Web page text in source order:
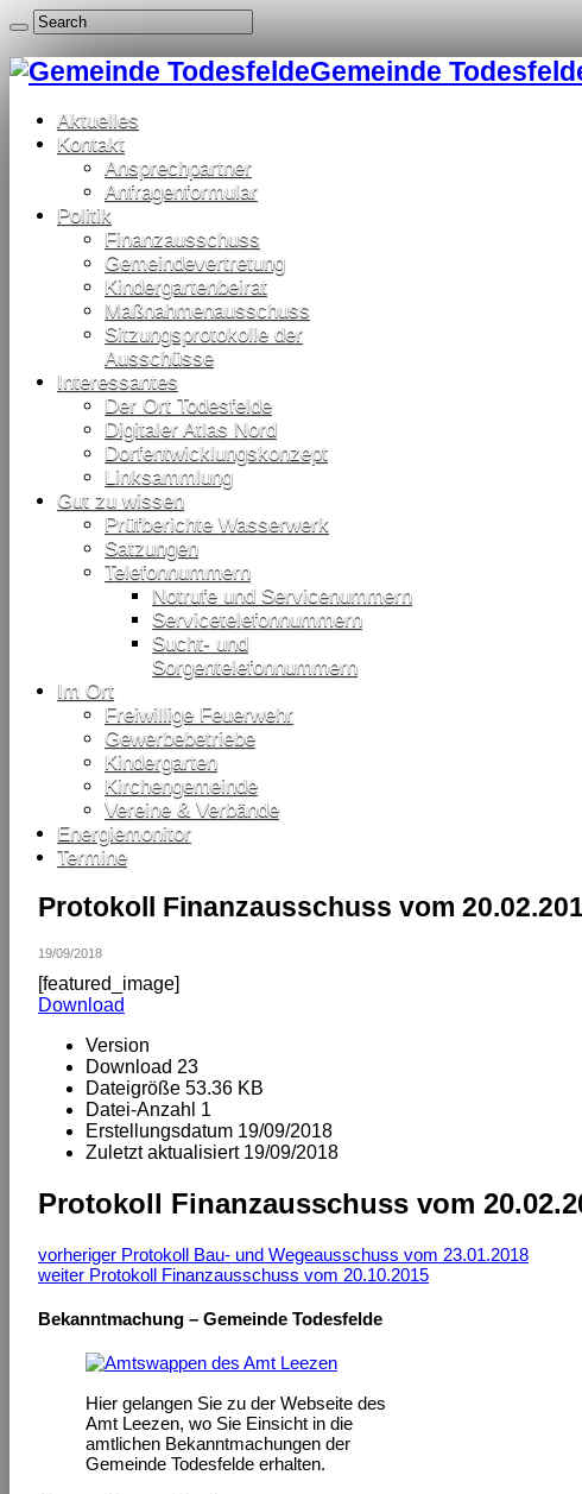
Gemeinde
Aktuelles
Kontakt
Ansprechpartner
Anfragenformular
Politik
Finanzausschuss
Gemeindevertretung
Kindergartenbeirat
Maßnahmenausschuss
Sitzungsprotokolle der
Ausschüsse
Interessantes
Der Ort Todesfelde
Digitaler Atlas Nord
Dorfentwicklungskonzept
Linksammlung
Gut zu wissen
Prüfberichte Wasserwerk
Satzungen
Telefonnummern
Notrufe und Servicenummern
Servicetelefonnummern
Sucht- und
Sorgentelefonnummern
Im Ort
Freiwillige Feuerwehr
Gewerbebetriebe
Kindergarten
Kirchengemeinde
Vereine & Verbände
Energiemonitor
Termine
Protokoll Finanzausschuss vom
19/09/2018
[featured_image]
Download
Version
Download 23
Dateigröße 53.36 KB
Datei-Anzahl 1
Erstellungsdatum 19/09/2018
Zuletzt aktualisiert 19/09/2018
Protokoll Finanzausschuss vom
vorheriger Protokoll Bau- und Wegeausschuss vom 23.01.2018
weiter Protokoll Finanzausschuss vom 20.10.2015
Bekanntmachung – Gemeinde Todesfelde
Hier gelangen Sie zu der Webseite des
Amt Leezen, wo Sie Einsicht in die
amtlichen Bekanntmachungen der
Gemeinde Todesfelde erhalten.